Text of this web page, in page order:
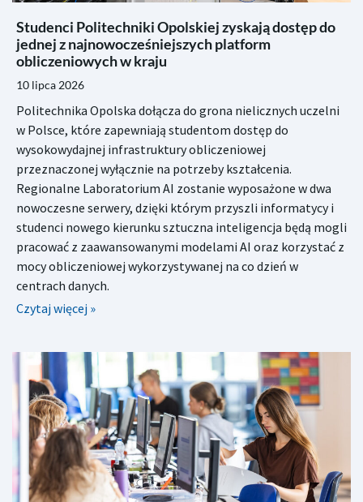
Studenci Politechniki Opolskiej zyskają dostęp do
jednej z najnowocześniejszych platform
obliczeniowych w kraju
10 lipca 2026
Politechnika Opolska dołącza do grona nielicznych uczelni
w Polsce, które zapewniają studentom dostęp do
wysokowydajnej infrastruktury obliczeniowej
przeznaczonej wyłącznie na potrzeby kształcenia.
Regionalne Laboratorium AI zostanie wyposażone w dwa
nowoczesne serwery, dzięki którym przyszli informatycy i
studenci nowego kierunku sztuczna inteligencja będą mogli
pracować z zaawansowanymi modelami AI oraz korzystać z
mocy obliczeniowej wykorzystywanej na co dzień w
centrach danych.
Czytaj więcej »